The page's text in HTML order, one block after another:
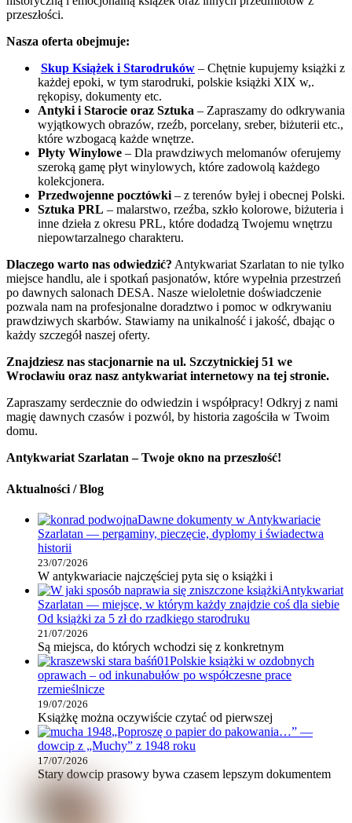
przeszłości.
Nasza oferta obejmuje:
Skup Książek i Starodruków – Chętnie kupujemy książki z
każdej epoki, w tym starodruki, polskie książki XIX w,.
rękopisy, dokumenty etc.
Antyki i Starocie oraz Sztuka – Zapraszamy do odkrywania
wyjątkowych obrazów, rzeźb, porcelany, sreber, biżuterii etc.,
które wzbogacą każde wnętrze.
Płyty Winylowe – Dla prawdziwych melomanów oferujemy
szeroką gamę płyt winylowych, które zadowolą każdego
kolekcjonera.
Przedwojenne pocztówki– z terenów byłej i obecnej Polski.
Sztuka PRL – malarstwo, rzeźba, szkło kolorowe, biżuteria i
inne dzieła z okresu PRL, które dodadzą Twojemu wnętrzu
niepowtarzalnego charakteru.
Dlaczego warto nas odwiedzić? Antykwariat Szarlatan to nie tylko
miejsce handlu, ale i spotkań pasjonatów, które wypełnia przestrzeń
po dawnych salonach DESA. Nasze wieloletnie doświadczenie
pozwala nam na profesjonalne doradztwo i pomoc w odkrywaniu
prawdziwych skarbów. Stawiamy na unikalność i jakość, dbając o
każdy szczegół naszej oferty.
Znajdziesz nas stacjonarnie na ul. Szczytnickiej 51 we
Wrocławiu oraz nasz antykwariat internetowy na tej stronie.
Zapraszamy serdecznie do odwiedzin i współpracy! Odkryj z nami
magię dawnych czasów i pozwól, by historia zagościła w Twoim
domu.
Antykwariat Szarlatan – Twoje okno na przeszłość!
Aktualności / Blog
Dawne dokumenty w Antykwariacie
Szarlatan — pergaminy, pieczęcie, dyplomy i świadectwa
historii
23/07/2026
W antykwariacie najczęściej pyta się o książki i
Antykwariat
Szarlatan — miejsce, w którym każdy znajdzie coś dla siebie
Od książki za 5 zł do rzadkiego starodruku
21/07/2026
Są miejsca, do których wchodzi się z konkretnym
Polskie książki w ozdobnych
oprawach – od inkunabułów po współczesne prace
rzemieślnicze
19/07/2026
Książkę można oczywiście czytać od pierwszej
„Poproszę o papier do pakowania…” —
dowcip z „Muchy” z 1948 roku
17/07/2026
Stary dowcip prasowy bywa czasem lepszym dokumentem